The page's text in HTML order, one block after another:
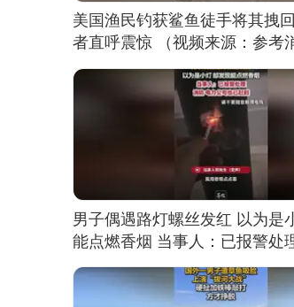
美国渔民钓获鲨鱼徒手将其拽
者直呼震惊 （视频来源：参考
男子偶遇路灯螺丝发红 以为是
能点燃香烟 当事人：已报警处